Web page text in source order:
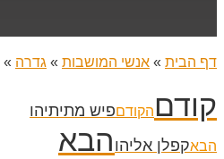
דף הבית » אנשי המושבות » גדרה »
קודם הקודםפיש מתיתיהו
הבאקפלן אליהו הבא